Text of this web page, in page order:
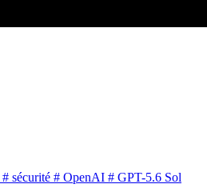
# sécurité # OpenAI # GPT-5.6 Sol